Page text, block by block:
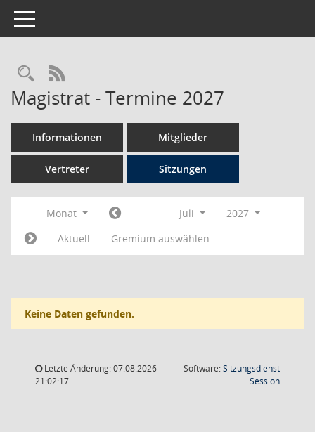
Toggle navigation
Rechercheauswahl
RSS-Feed
Magistrat - Termine 2027
Informationen Mitglieder
Vertreter Sitzungen
Monat Juli
2027
Aktuell
Gremium auswählen
Keine Daten gefunden.
Letzte Änderung: 07.08.2026
21:02:17
Software:Sitzungsdienst
Session(Wird in